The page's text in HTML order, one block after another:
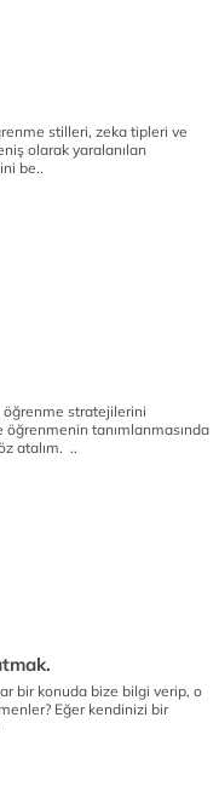
stilleri, zeka tipleri ve
olarak yaralanılan
be..
öğrenme stratejilerini
tanımlanmasında
atalım. ..
bir konuda bize bilgi verip, o
Eğer kendinizi bir